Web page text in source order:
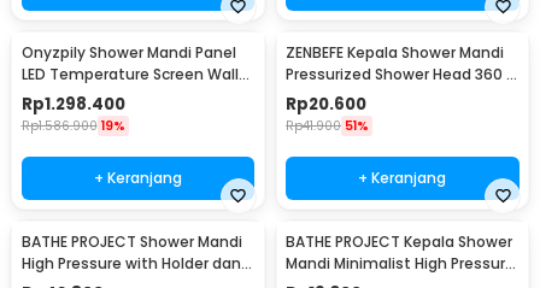
Onyzpily Shower Mandi Panel
LED Temperature Screen Wall
Mounted - 8006
Rp1.298.400
Rp1.586.900 19%
+ Keranjang
ZENBEFE Kepala Shower Mandi
Pressurized Shower Head 360 -
ZE360
Rp20.600
Rp41.900 51%
+ Keranjang
BATHE PROJECT Shower Mandi
High Pressure with Holder dan
BATHE PROJECT Kepala Shower
Mandi Minimalist High Pressure